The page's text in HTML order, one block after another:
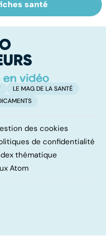
irritable :
régime
?
santé
LE MAG DE LA SANTÉ
des cookies
de confidentialité
thématique
Atom